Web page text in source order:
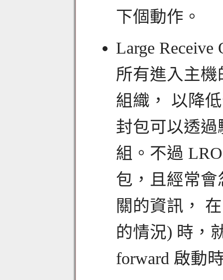
下個動作。
Large
所有進入主
組織， 以降
封包可以透
組。不過
包，且經常
關的資訊，
的情況) 時，
forward 啟動